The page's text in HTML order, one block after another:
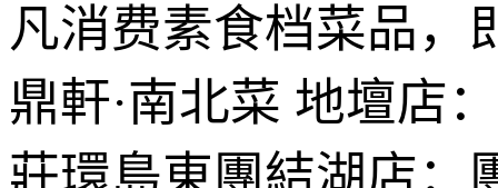
凡消费素食档菜品
鼎軒·南北菜 地壇店